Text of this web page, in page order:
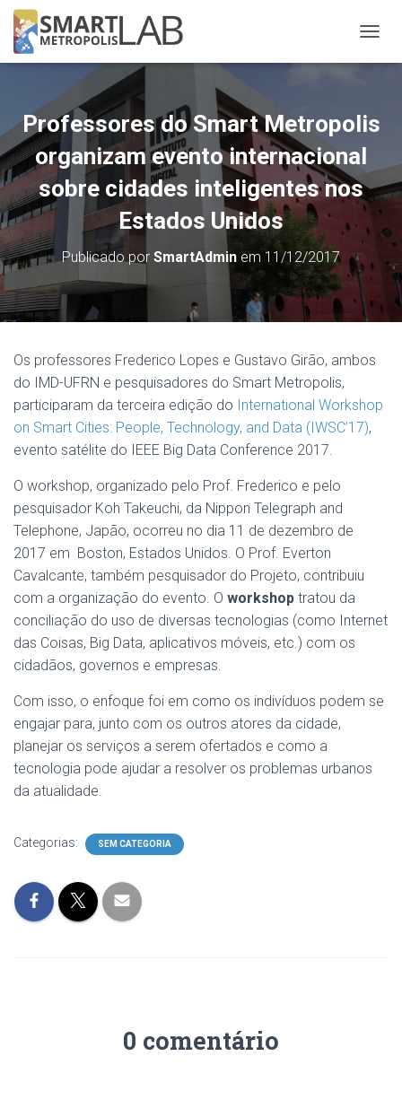
L
N
A
E
A
Ã
Professores do Smart Metropolis
organizam evento internacional
sobre cidades inteligentes nos
Estados Unidos
Publicado por SmartAdmin em 11/12/2017
Os professores Frederico Lopes e Gustavo Girão, ambos
do IMD-UFRN e pesquisadores do Smart Metropolis,
participaram da terceira edição do International Workshop
on Smart Cities: People, Technology, and Data (IWSC’17),
evento satélite do IEEE Big Data Conference 2017.
O workshop, organizado pelo Prof. Frederico e pelo
pesquisador Koh Takeuchi, da Nippon Telegraph and
Telephone, Japão, ocorreu no dia 11 de dezembro de
2017 em Boston, Estados Unidos. O Prof. Everton
Cavalcante, também pesquisador do Projeto, contribuiu
com a organização do evento. O workshop tratou da
conciliação do uso de diversas tecnologias (como Internet
das Coisas, Big Data, aplicativos móveis, etc.) com os
cidadãos, governos e empresas.
Com isso, o enfoque foi em como os indivíduos podem se
engajar para, junto com os outros atores da cidade,
planejar os serviços a serem ofertados e como a
tecnologia pode ajudar a resolver os problemas urbanos
da atualidade.
Categorias: SEM CATEGORIA
0 comentário